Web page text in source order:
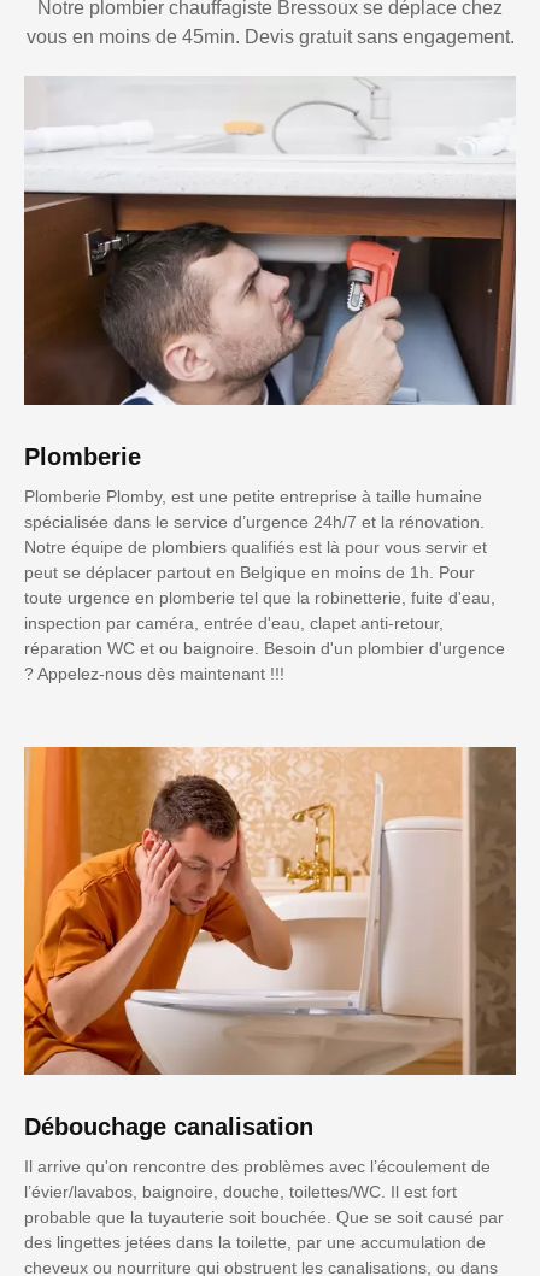
Notre plombier chauffagiste Bressoux se déplace chez
vous en moins de 45min. Devis gratuit sans engagement.
Plomberie
Plomberie Plomby, est une petite entreprise à taille humaine
spécialisée dans le service d’urgence 24h/7 et la rénovation.
Notre équipe de plombiers qualifiés est là pour vous servir et
peut se déplacer partout en Belgique en moins de 1h. Pour
toute urgence en plomberie tel que la robinetterie, fuite d'eau,
inspection par caméra, entrée d'eau, clapet anti-retour,
réparation WC et ou baignoire. Besoin d'un plombier d'urgence
? Appelez-nous dès maintenant !!!
Débouchage canalisation
Il arrive qu'on rencontre des problèmes avec l’écoulement de
l’évier/lavabos, baignoire, douche, toilettes/WC. Il est fort
probable que la tuyauterie soit bouchée. Que se soit causé par
des lingettes jetées dans la toilette, par une accumulation de
cheveux ou nourriture qui obstruent les canalisations, ou dans